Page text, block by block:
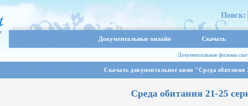
Поиск:
Документальные онлайн Скачать
Документальные фильмы
Скачать документальное кино "Среда обитания
Среда обитания 21-25